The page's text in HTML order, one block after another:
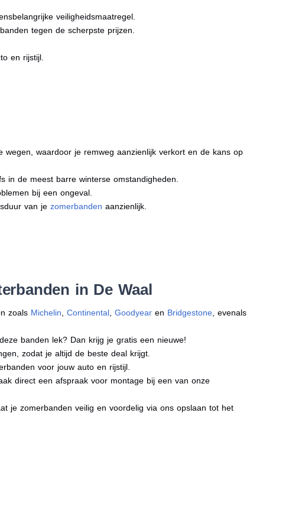
veiligheidsmaatregel.
tegen de scherpste prijzen.
en rijstijl.
waardoor je remweg aanzienlijk verkort en de kans op
in de meest barre winterse omstandigheden.
bij een ongeval.
van jezomerbanden aanzienlijk.
in De Waal
zoals Michelin ,Continental ,Goodyear en Bridgestone , evenals
banden lek? Dan krijg je gratis een nieuwe!
zodat je altijd de beste deal krijgt.
voor jouw auto en rijstijl.
direct een afspraak voor montage bij een van onze
je zomerbanden veilig en voordelig via ons opslaan tot het